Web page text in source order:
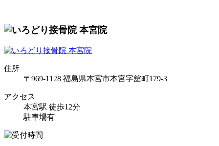
住所
〒969-1128 福島県本宮市本宮字舘町179-3
アクセス
本宮駅 徒歩12分
駐車場有